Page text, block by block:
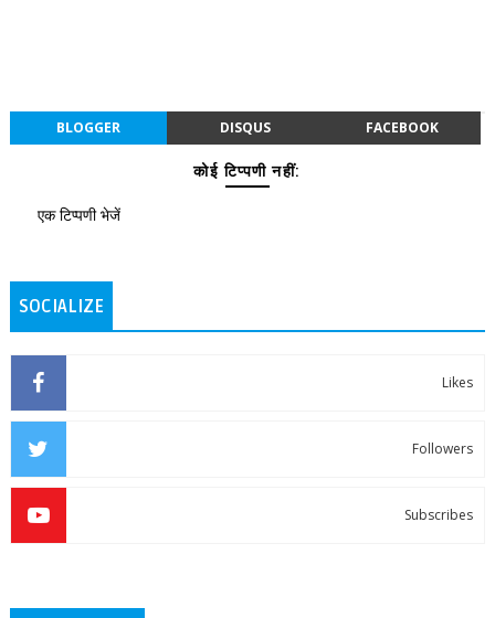
BLOGGER DISQUS FACEBOOK
कोई टिप्पणी नहीं:
एक टिप्पणी भेजें
SOCIALIZE
Likes
Followers
Subscribes